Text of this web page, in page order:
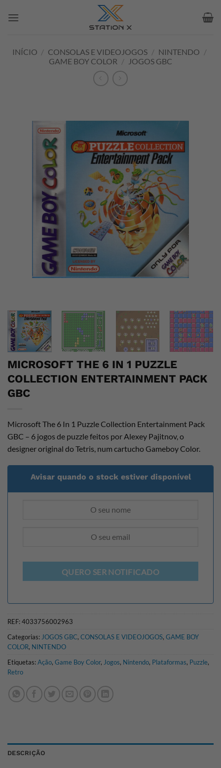
INÍCIO / CONSOLAS E VIDEOJOGOS / NINTENDO /
GAME BOY COLOR / JOGOS GBC
MICROSOFT THE 6 IN 1 PUZZLE
COLLECTION ENTERTAINMENT PACK
GBC
Microsoft The 6 In 1 Puzzle Collection Entertainment Pack
GBC – 6 jogos de puzzle feitos por Alexey Pajitnov, o
designer original do Tetris, num cartucho Gameboy Color.
Avisar quando o stock estiver disponível
QUERO SER NOTIFICADO
REF:4033756002963
Categorias:JOGOS GBC, CONSOLAS E VIDEOJOGOS, GAME BOY
COLOR, NINTENDO
Etiquetas:Ação, Game Boy Color, Jogos, Nintendo, Plataformas, Puzzle,
Retro
DESCRIÇÃO